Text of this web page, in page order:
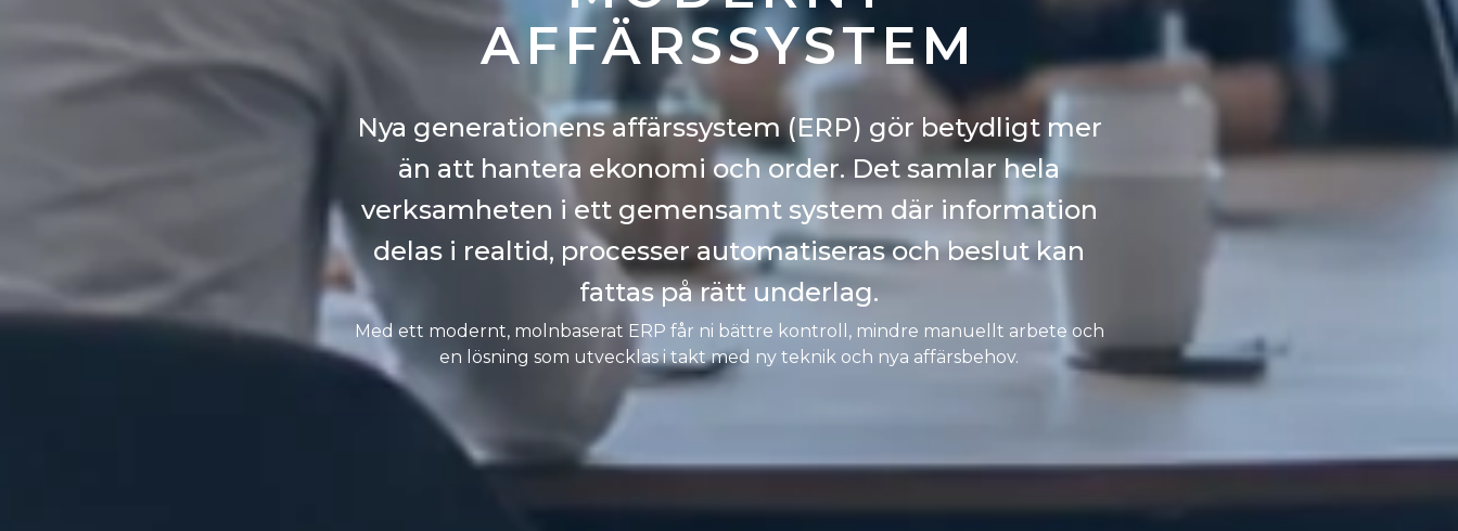
AFFÄRSSYSTEM
Nya generationens affärssystem (ERP) gör betydligt mer
än att hantera ekonomi och order. Det samlar hela
verksamheten i ett gemensamt system där information
delas i realtid, processer automatiseras och beslut kan
fattas på rätt underlag.
Med ett modernt, molnbaserat ERP får ni bättre kontroll, mindre manuellt arbete och
en lösning som utvecklas i takt med ny teknik och nya affärsbehov.